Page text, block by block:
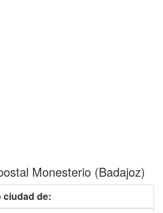
Monesterio (Badajoz)
ciudad de: